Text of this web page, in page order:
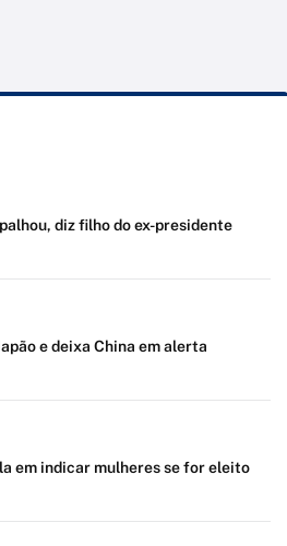
diz filho do ex-presidente
e deixa China em alerta
em indicar mulheres se for eleito